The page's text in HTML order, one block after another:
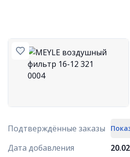
Подтверждённые заказы
Дата добавления